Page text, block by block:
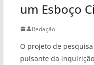
um Esboço
Redação
O projeto de
pulsante da